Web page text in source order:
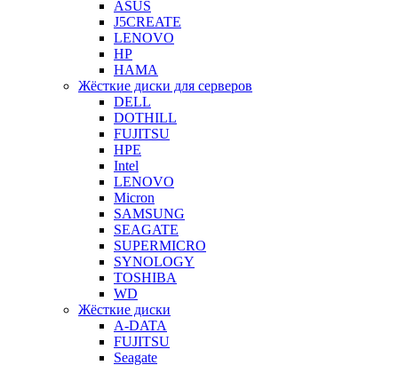
ASUS
J5CREATE
LENOVO
HP
HAMA
Жёсткие диски для серверов
DELL
DOTHILL
FUJITSU
HPE
Intel
LENOVO
Micron
SAMSUNG
SEAGATE
SUPERMICRO
SYNOLOGY
TOSHIBA
WD
Жёсткие диски
A-DATA
FUJITSU
Seagate